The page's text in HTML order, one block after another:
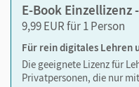
Medien in diesem E-Book:
Videos zu
Erklärfilme zu
E-Book Einzellizenz
9,99 EUR für 1 Person
Für rein digitales Lehren
Die geeignete Lizenz für
Privatpersonen, die nur